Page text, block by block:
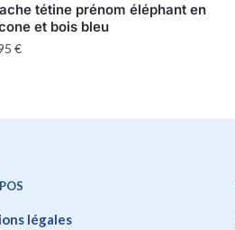
tétine prénom éléphant en
et bois bleu
€
légales